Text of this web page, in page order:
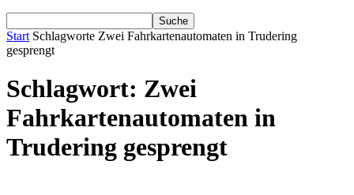
Start Schlagworte Zwei Fahrkartenautomaten in Trudering
gesprengt
Schlagwort: Zwei
Fahrkartenautomaten in
Trudering gesprengt